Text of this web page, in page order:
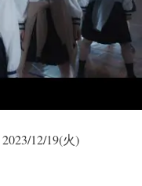
2023/12/19(火)